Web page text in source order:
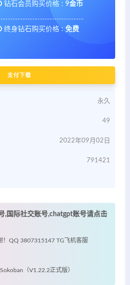
钻石会员购买价格 : 9金币
终身钻石购买价格 : 免费
支付下载
永久
49
2022年09月02日
791421
,国际社交账号,chatgpt账号请点击
！QQ 3807315147 TG飞机客服
（V1.22.2正式版）